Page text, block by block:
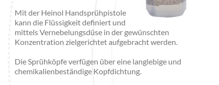
Mit der Heinol Handsprühpistole
kann die Flüssigkeit definiert und
mittels Vernebelungsdüse in der gewünschten
Konzentration zielgerichtet aufgebracht werden.
Die Sprühköpfe verfügen über eine langlebige und
chemikalienbeständige Kopfdichtung.